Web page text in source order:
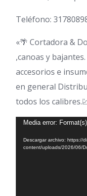
Teléfono:
«🌴 Cortadora &
,canoas y
accesorios e
en general
todos los
Reproductor
vídeo
Media error:
Descargar archivo: https://
content/uploads/2026/06/